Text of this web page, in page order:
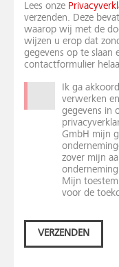
Lees onze
verzenden. Deze
waarop wij met de
wijzen u erop dat
gegevens op te slaan
contactformulier
Ik ga
verwerken
gegevens in
GmbH mijn
zover mijn
Mijn
voor de
VERZENDEN